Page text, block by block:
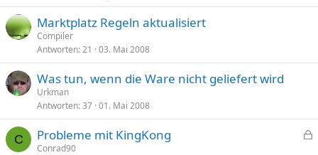
Marktplatz Regeln aktualisiert
Compiler
Antworten 21 03. Mai 2008
Was tun, wenn die Ware nicht geliefert wird
Urkman
Antworten 37 01. Mai 2008
C Probleme mit KingKong
Conrad90